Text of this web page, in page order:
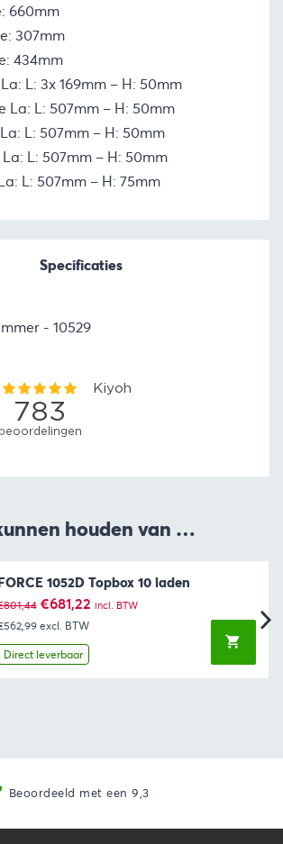
660mm
307mm
434mm
L: 3x 169mm – H: 50mm
La: L: 507mm – H: 50mm
L: 507mm – H: 50mm
L: 507mm – H: 50mm
L: 507mm – H: 75mm
Specificaties
10529
houden van …
1052D Topbox 10 laden
801,44 Oorspronkelijke
prijs
was:
€801,44.
€681,22Huidige
incl. BTW
excl. BTW
Direct leverbaar
Beoordeeld met een 9,3